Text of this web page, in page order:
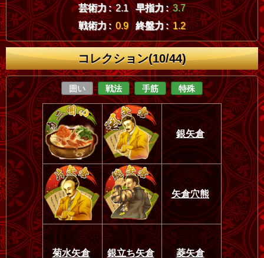
芸術力 : 2.1 早指力 : 3.7
戦術力 : 0.9 終盤力 : 1.2
コレクション(10/44)
囲い 戦法 手筋 特殊
銀矢倉
矢倉穴熊
菊水矢倉 銀立ち矢倉 菱矢倉